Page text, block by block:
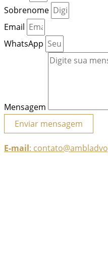
Sobrenome
Email
WhatsApp
Mensagem
Enviar mensagem
E-mail: